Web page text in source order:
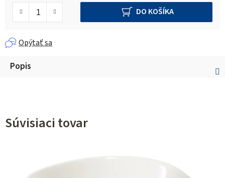
DO KOŠÍKA
Opýtať sa
Popis
Súvisiaci tovar